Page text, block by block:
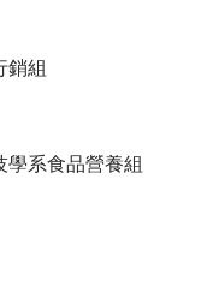
銷組
學系食品營養組